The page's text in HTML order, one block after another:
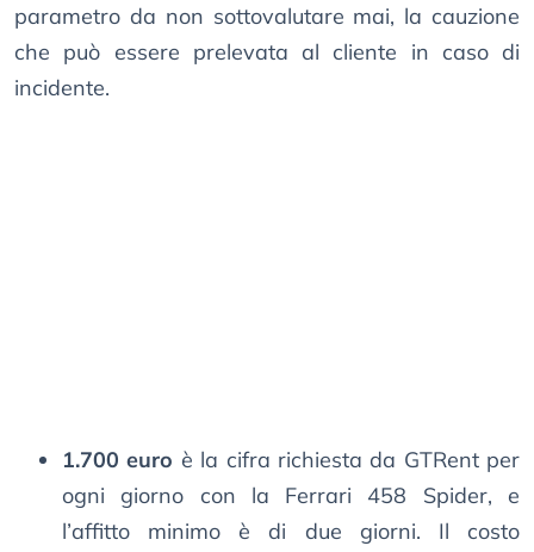
parametro da non sottovalutare mai, la cauzione
che può essere prelevata al cliente in caso di
incidente.
1.700 euro è la cifra richiesta da GTRent per
ogni giorno con la Ferrari 458 Spider, e
l’affitto minimo è di due giorni. Il costo